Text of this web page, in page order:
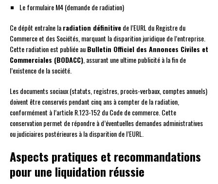
Le formulaire M4 (demande de radiation)
Ce dépôt entraîne laradiation définitivede l’EURL du Registre du
Commerce et des Sociétés, marquant la disparition juridique de l’entreprise.
Cette radiation est publiée auBulletin Officiel des Annonces Civiles et
Commerciales (BODACC), assurant une ultime publicité à la fin de
l’existence de la société.
Les documents sociaux (statuts, registres, procès-verbaux, comptes annuels)
doivent être conservés pendant cinq ans à compter de la radiation,
conformément à l’article R.123-152 du Code de commerce. Cette
conservation permet de répondre à d’éventuelles demandes administratives
ou judiciaires postérieures à la disparition de l’EURL.
Aspects pratiques et recommandations
pour une liquidation réussie